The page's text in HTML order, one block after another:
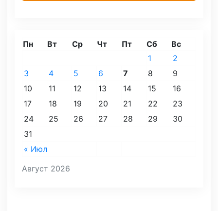
Август 2026
Пн Вт Ср Чт Пт Сб Вс
« Июл
1
2
3
4 5 6 7 8
9
10
11 12 13 14 15
16
17
18 19 20 21 22
23
24
25 26 27 28 29
30
31